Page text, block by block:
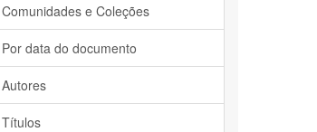
Comunidades e Coleções
Por data do documento
Autores
Títulos